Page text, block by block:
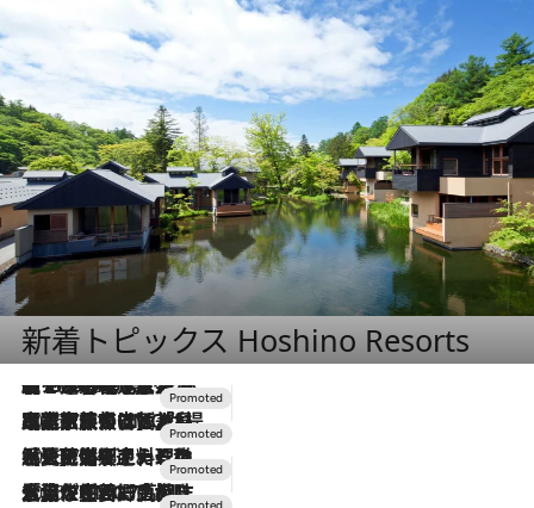
新着トピックス Hoshino Resorts
2026.8.7
【トンボの足水浴】ヒノキの香りに包まれて涼感マックス！約13℃の湧水かけ流しを避暑地「星野温泉 トンボの湯」で体験
2026.7.31
【ホテル帰省】という選択肢をOMOが提案。家族とほどよい距離を保つには「昼は実家、夜は気兼ねなくホテルで！」
2026.7.24
【夏限定ディナーコース】旬を迎える稚鮎や花ズッキーニなどをイタリア・トスカーナの郷土料理の手法で満喫！
2026.7.17
「土佐和ハーブかき氷」がOMO7高知に登場！生姜、山椒、大葉など目にも舌にも涼を呼ぶ郷土の味